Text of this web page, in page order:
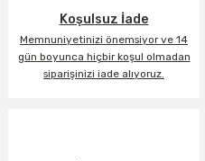
Koşulsuz İade
Memnuniyetinizi önemsiyor ve 14
gün boyunca hiçbir koşul olmadan
siparişinizi iade alıyoruz.